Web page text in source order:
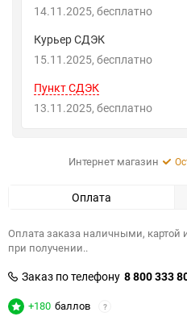
14.11.2025
Бесплатно
Курьер СДЭК
15.11.2025
Бесплатно
Пункт СДЭК
13.11.2025
Бесплатно
Интернет магазин
Оплата
Оплата заказа наличными,
при получении..
Заказ по телефону 8 800 333
+180 баллов ?